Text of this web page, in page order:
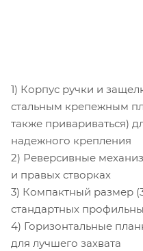
1) Корпус ручки и
стальным крепежным
также привариваться)
надежного крепления
2) Реверсивные
и правых створках
3) Компактный размер
стандартных
4) Горизонтальные
для лучшего захвата